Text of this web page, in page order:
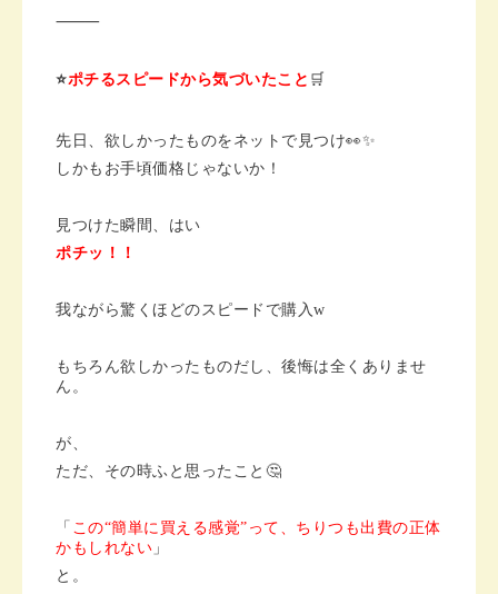
⸻
⭐️ポチるスピードから気づいたこと 🛒
先日、欲しかったものをネットで見つけ👀✨
しかもお手頃価格じゃないか！
見つけた瞬間、はい
ポチッ！！
我ながら驚くほどのスピードで購入w
もちろん欲しかったものだし、後悔は全くありませ
ん。
が、
ただ、その時ふと思ったこと🤔
「 この“簡単に買える感覚”って、ちりつも出費の正体
かもしれない 」
と。